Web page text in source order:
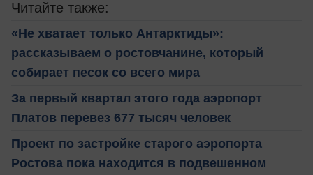
Читайте также:
«Не хватает только Антарктиды»:
рассказываем о ростовчанине, который
собирает песок со всего мира
За первый квартал этого года аэропорт
Платов перевез 677 тысяч человек
Проект по застройке старого аэропорта
Ростова пока находится в подвешенном